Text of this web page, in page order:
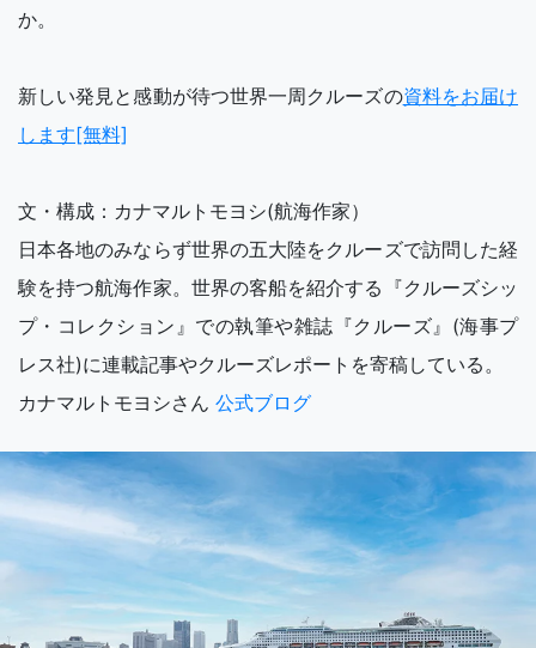
か。
新しい発見と感動が待つ世界一周クルーズの資料をお届け
します[無料]
文・構成：カナマルトモヨシ(航海作家）
日本各地のみならず世界の五大陸をクルーズで訪問した経
験を持つ航海作家。世界の客船を紹介する『クルーズシッ
プ・コレクション』での執筆や雑誌『クルーズ』(海事プ
レス社)に連載記事やクルーズレポートを寄稿している。
カナマルトモヨシさん 公式ブログ